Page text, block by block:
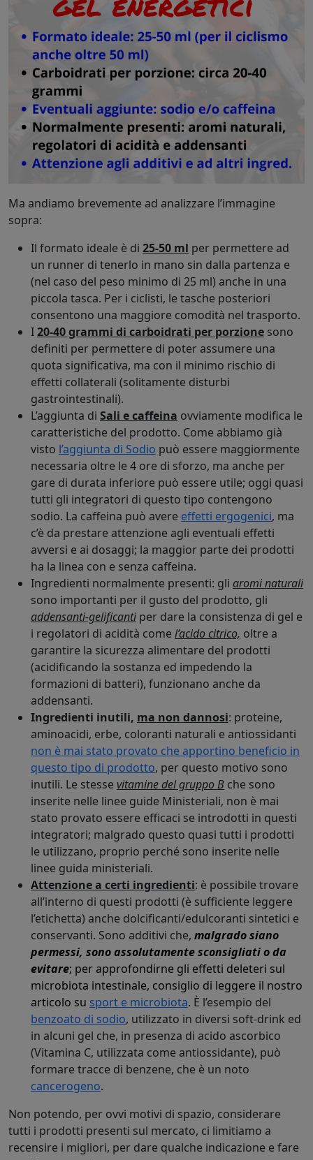
Ma andiamo brevemente ad analizzare l’immagine
sopra:
Il formato ideale è di 25-50 ml per permettere ad
un runner di tenerlo in mano sin dalla partenza e
(nel caso del peso minimo di 25 ml) anche in una
piccola tasca. Per i ciclisti, le tasche posteriori
consentono una maggiore comodità nel trasporto.
I20-40 grammi di carboidrati per porzione sono
definiti per permettere di poter assumere una
quota significativa, ma con il minimo rischio di
effetti collaterali (solitamente disturbi
gastrointestinali).
L’aggiunta di Sali e caffeina ovviamente modifica le
caratteristiche del prodotto. Come abbiamo già
visto l’aggiunta di Sodio può essere maggiormente
necessaria oltre le 4 ore di sforzo, ma anche per
gare di durata inferiore può essere utile; oggi quasi
tutti gli integratori di questo tipo contengono
sodio. La caffeina può avere effetti ergogenici, ma
c’è da prestare attenzione agli eventuali effetti
avversi e ai dosaggi; la maggior parte dei prodotti
ha la linea con e senza caffeina.
Ingredienti normalmente presenti: gli aromi naturali
sono importanti per il gusto del prodotto, gli
addensanti-gelificanti per dare la consistenza di gel e
i regolatori di acidità come l’acido citrico, oltre a
garantire la sicurezza alimentare del prodotti
(acidificando la sostanza ed impedendo la
formazioni di batteri), funzionano anche da
addensanti.
Ingredienti inutili, ma non dannosi: proteine,
aminoacidi, erbe, coloranti naturali e antiossidanti
non è mai stato provato che apportino beneficio in
questo tipo di prodotto, per questo motivo sono
inutili. Le stesse vitamine del gruppo B che sono
inserite nelle linee guide Ministeriali, non è mai
stato provato essere efficaci se introdotti in questi
integratori; malgrado questo quasi tutti i prodotti
le utilizzano, proprio perché sono inserite nelle
linee guida ministeriali.
Attenzione a certi ingredienti: è possibile trovare
all’interno di questi prodotti (è sufficiente leggere
l’etichetta) anche dolcificanti/edulcoranti sintetici e
conservanti. Sono additivi che, malgrado siano
permessi, sono assolutamente sconsigliati o da
evitare; per approfondirne gli effetti deleteri sul
microbiota intestinale, consiglio di leggere il nostro
articolo su sport e microbiota. È l’esempio del
benzoato di sodio, utilizzato in diversi soft-drink ed
in alcuni gel che, in presenza di acido ascorbico
(Vitamina C, utilizzata come antiossidante), può
formare tracce di benzene, che è un noto
cancerogeno.
Non potendo, per ovvi motivi di spazio, considerare
tutti i prodotti presenti sul mercato, ci limitiamo a
recensire i migliori, per dare qualche indicazione e fare